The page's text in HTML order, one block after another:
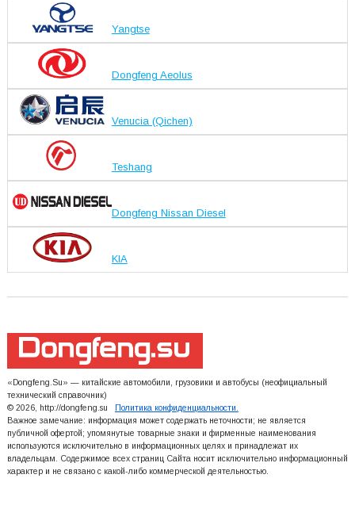
Yangtse
Dongfeng Aeolus
Venucia (Qichen)
Teshang
Dongfeng Nissan Diesel
KIA
«Dongfeng.Su» — китайские автомобили, грузовики и автобусы (неофициальный
технический справочник)
© 2026, http://dongfeng.su Политика конфиденциальности.
Важное замечание: информация может содержать неточности; не является
публичной офертой; упомянутые товарные знаки и фирменные наименования
используются исключительно в информационных целях и принадлежат их
владельцам. Содержимое всех страниц Сайта носит исключительно информационный
характер и не связано с какой-либо коммерческой деятельностью.